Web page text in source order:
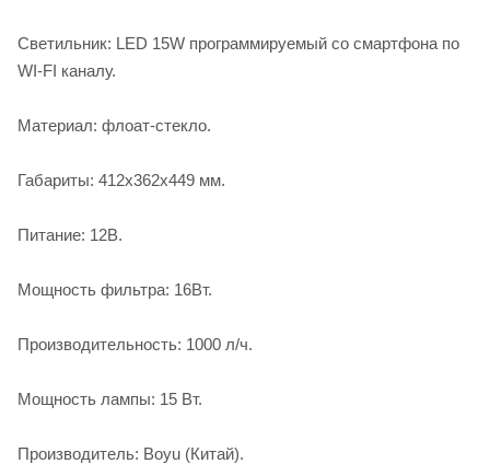
Светильник: LED 15W программируемый со смартфона по
WI-FI каналу.
Материал: флоат-стекло.
Габариты: 412х362х449 мм.
Питание: 12В.
Мощность фильтра: 16Вт.
Производительность: 1000 л/ч.
Мощность лампы: 15 Вт.
Производитель: Boyu (Китай).